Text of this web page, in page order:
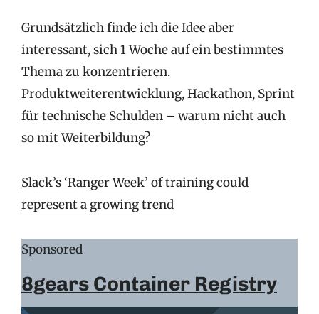
Grundsätzlich finde ich die Idee aber
interessant, sich 1 Woche auf ein bestimmtes
Thema zu konzentrieren.
Produktweiterentwicklung, Hackathon, Sprint
für technische Schulden – warum nicht auch
so mit Weiterbildung?
Slack’s ‘Ranger Week’ of training could
represent a growing trend
Sponsored
8gears Container Registry